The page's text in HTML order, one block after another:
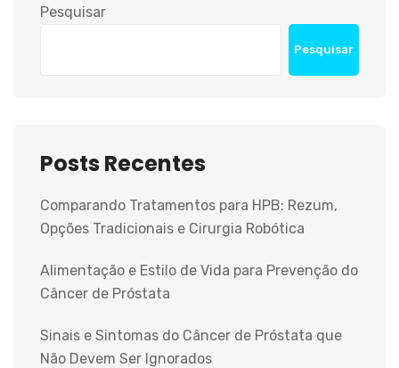
Pesquisar
Pesquisar
Posts Recentes
Comparando Tratamentos para HPB: Rezum,
Opções Tradicionais e Cirurgia Robótica
Alimentação e Estilo de Vida para Prevenção do
Câncer de Próstata
Sinais e Sintomas do Câncer de Próstata que
Não Devem Ser Ignorados